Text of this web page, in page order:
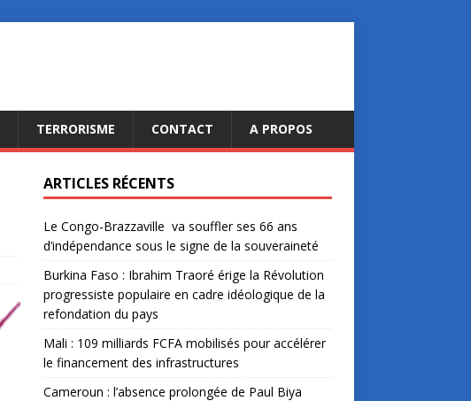
TERRORISME CONTACT A PROPOS
ARTICLES RÉCENTS
Le Congo-Brazzaville va souffler ses 66 ans
d’indépendance sous le signe de la souveraineté
Burkina Faso : Ibrahim Traoré érige la Révolution
progressiste populaire en cadre idéologique de la
refondation du pays
Mali : 109 milliards FCFA mobilisés pour accélérer
le financement des infrastructures
Cameroun : l’absence prolongée de Paul Biya